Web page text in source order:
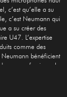
c’est qu’elle a su
c’est Neumann qui
a su créer des
U47. L’expertise
comme des
bénéficient
son professionnel,